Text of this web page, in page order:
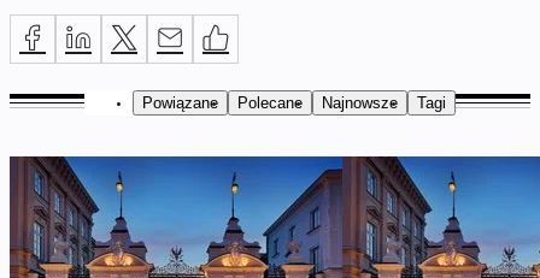
Powiązane Polecane Najnowsze Tagi